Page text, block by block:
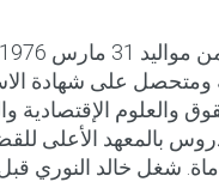
ومتحصل على شهادة
والعلوم
بالمعهد الأعلى
شغل خالد النوري قبل